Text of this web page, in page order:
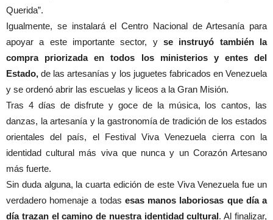
Querida”.
Igualmente, se instalará el Centro Nacional de Artesanía para
apoyar a este importante sector, y se instruyó también la
compra priorizada en todos los ministerios y entes del
Estado, de las artesanías y los juguetes fabricados en Venezuela
y se ordenó abrir las escuelas y liceos a la Gran Misión.
Tras 4 días de disfrute y goce de la música, los cantos, las
danzas, la artesanía y la gastronomía de tradición de los estados
orientales del país, el Festival Viva Venezuela cierra con la
identidad cultural más viva que nunca y un Corazón Artesano
más fuerte.
Sin duda alguna, la cuarta edición de este Viva Venezuela fue un
verdadero homenaje a todas esas manos laboriosas que día a
día trazan el camino de nuestra identidad cultural. Al finalizar,